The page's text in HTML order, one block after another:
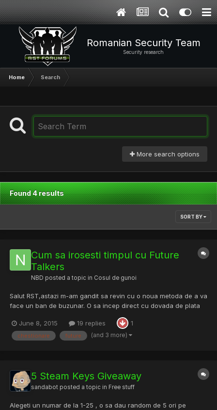
Romanian Security Team
Security research
Home Search
More search options
Found 4 results
SORT BY
Cum sa irosesti timpul cu Future
Talkers
NBD posted a topic in Cosul de gunoi
Salut RST,astazi m-am gandit sa revin cu o noua metoda de a va
face un ban de buzunar. O sa incep direct cu dovada de plata
Doar sa completati niste chestionare pentru care veti fi platiti cu
aproximativ 1 euro,aceste chestionare le veti...
June 8, 2015 19 replies 1
chestionare future (and 3 more)
5 Steam Keys Giveaway
sandabot posted a topic in Free stuff
Alegeti un numar de la 1-25 , o sa dau random de 5 ori pe